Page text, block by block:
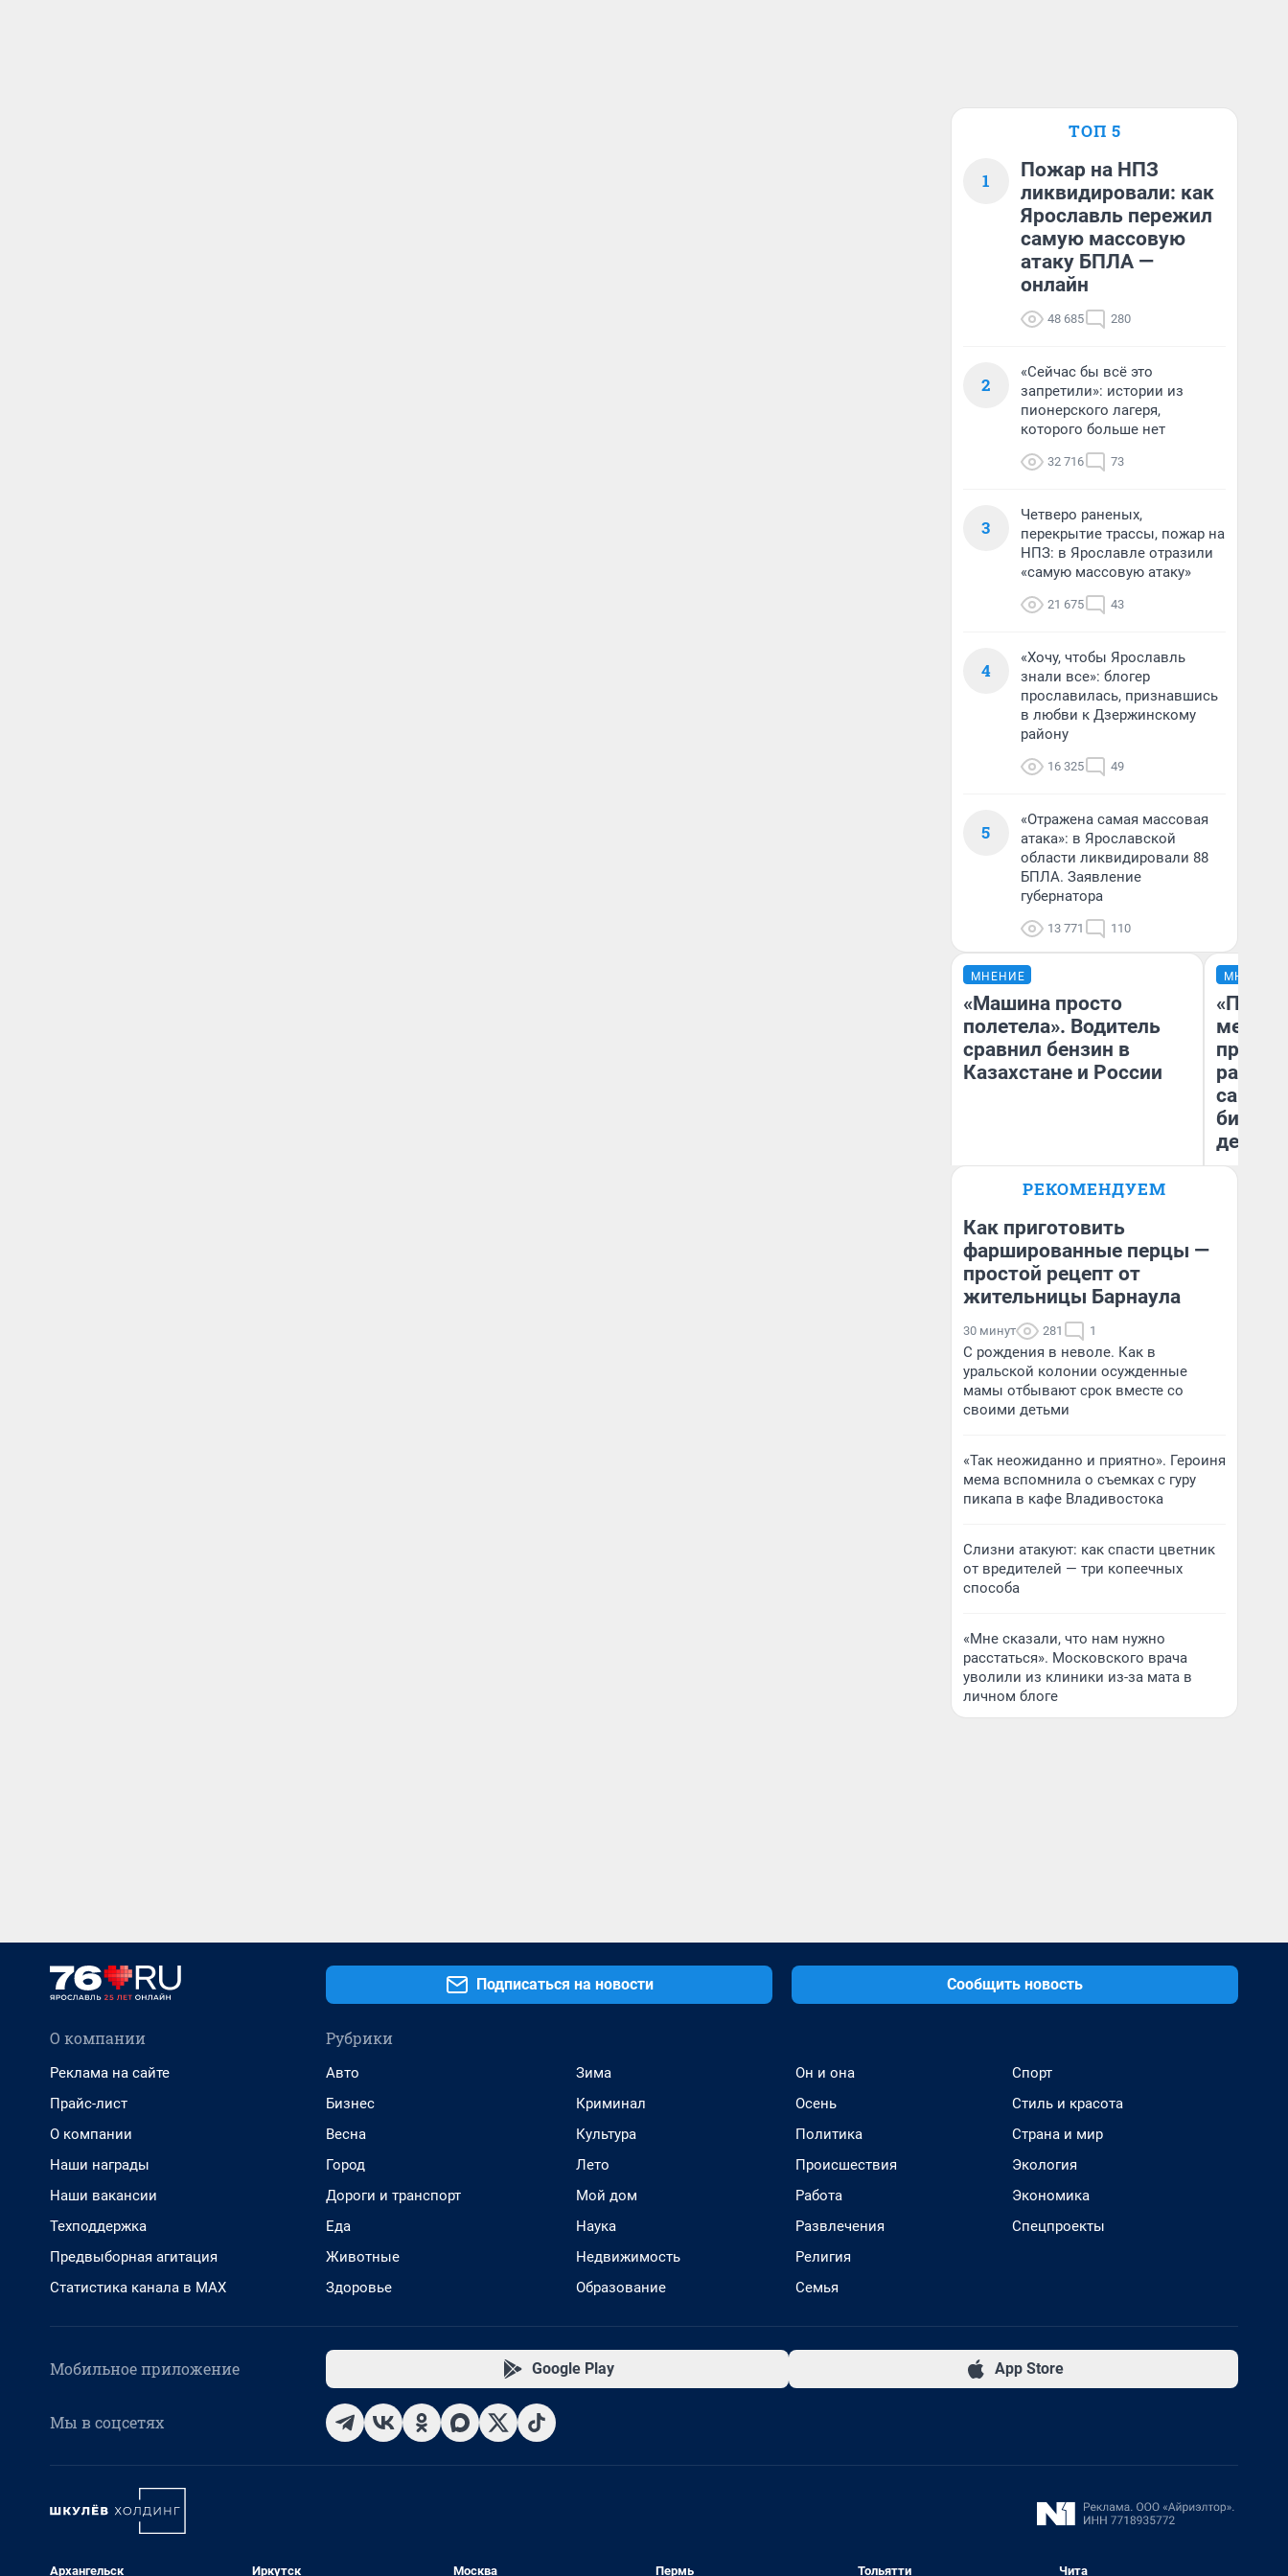
ТОП 5
1
Пожар на НПЗ
ликвидировали: как
Ярославль пережил
самую массовую
атаку БПЛА —
онлайн
48 685 280
2
«Сейчас бы всё это
запретили»: истории из
пионерского лагеря,
которого больше нет
32 716 73
3
Четверо раненых,
перекрытие трассы, пожар на
НПЗ: в Ярославле отразили
«самую массовую атаку»
21 675 43
4
«Хочу, чтобы Ярославль
знали все»: блогер
прославилась, признавшись
в любви к Дзержинскому
району
16 325 49
5
«Отражена самая массовая
атака»: в Ярославской
области ликвидировали 88
БПЛА. Заявление
губернатора
13 771 110
МНЕНИЕ
«Машина просто
полетела». Водитель
сравнил бензин в
Казахстане и России
Анатолий Кузнецов
МНЕНИЕ
самом
РЕКОМЕНДУЕМ
Как приготовить
фаршированные перцы —
простой рецепт от
жительницы Барнаула
30 минут 281 1
С рождения в неволе. Как в
уральской колонии осужденные
мамы отбывают срок вместе со
своими детьми
«Так неожиданно и приятно». Героиня
мема вспомнила о съемках с гуру
пикапа в кафе Владивостока
Слизни атакуют: как спасти цветник
от вредителей — три копеечных
способа
«Мне сказали, что нам нужно
расстаться». Московского врача
уволили из клиники из-за мата в
личном блоге
Подписаться на новости Сообщить новость
О компании
Реклама на сайте
Прайс-лист
О компании
Наши награды
Наши вакансии
Техподдержка
Предвыборная агитация
Статистика канала в MAX
Рубрики
Авто
Бизнес
Весна
Город
Дороги и транспорт
Еда
Животные
Здоровье
Зима
Криминал
Культура
Лето
Мой дом
Наука
Недвижимость
Образование
Он и она
Осень
Политика
Происшествия
Работа
Развлечения
Религия
Семья
Спорт
Стиль и красота
Страна и мир
Экология
Экономика
Спецпроекты
Мобильное приложение Google Play App Store
Мы в соцсетях
Архангельск Иркутск Москва Пермь Тольятти Чита